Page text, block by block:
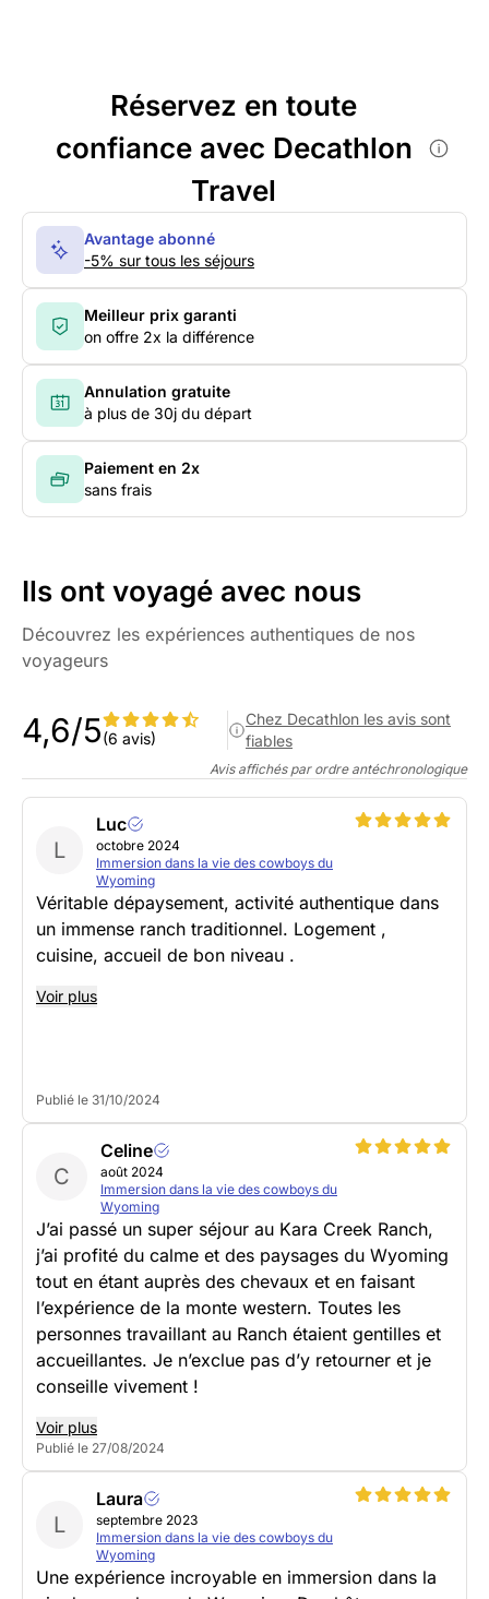
Réservez en toute
confiance avec Decathlon
Travel
Avantage abonné
-5% sur tous les séjours
Meilleur prix garanti
on offre 2x la différence
Annulation gratuite
à plus de 30j du départ
Paiement en 2x
sans frais
Ils ont voyagé avec nous
Découvrez les expériences authentiques de nos
voyageurs
4,6/5(6 avis)
Chez Decathlon les avis sont
fiables
Avis affichés par ordre antéchronologique
L
Luc
octobre 2024
Immersion dans la vie des cowboys du
Wyoming
Véritable dépaysement, activité authentique dans
un immense ranch traditionnel. Logement ,
cuisine, accueil de bon niveau .
Voir plus
Publié le 31/10/2024
C
Celine
août 2024
Immersion dans la vie des cowboys du
Wyoming
J’ai passé un super séjour au Kara Creek Ranch,
j’ai profité du calme et des paysages du Wyoming
tout en étant auprès des chevaux et en faisant
l’expérience de la monte western. Toutes les
personnes travaillant au Ranch étaient gentilles et
accueillantes. Je n’exclue pas d’y retourner et je
conseille vivement !
Voir plus
Publié le 27/08/2024
L
Laura
septembre 2023
Immersion dans la vie des cowboys du
Wyoming
Une expérience incroyable en immersion dans la